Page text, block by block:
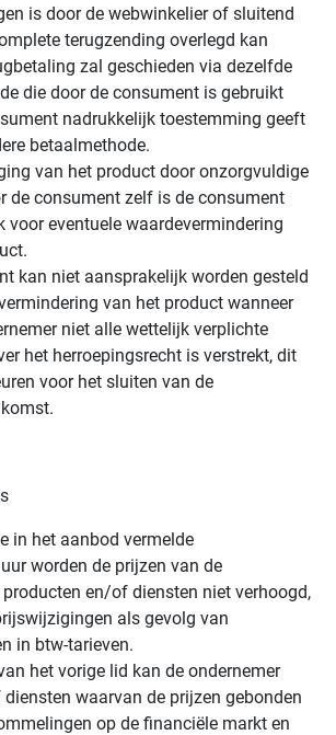
is door de webwinkelier of sluitend
terugzending overlegd kan
zal geschieden via dezelfde
die door de consument is gebruikt
nadrukkelijk toestemming geeft
betaalmethode.
van het product door onzorgvuldige
de consument zelf is de consument
voor eventuele waardevermindering
kan niet aansprakelijk worden gesteld
van het product wanneer
niet alle wettelijk verplichte
het herroepingsrecht is verstrekt, dit
voor het sluiten van de
in het aanbod vermelde
worden de prijzen van de
en/of diensten niet verhoogd,
als gevolg van
in btw-tarieven.
het vorige lid kan de ondernemer
waarvan de prijzen gebonden
op de financiële markt en